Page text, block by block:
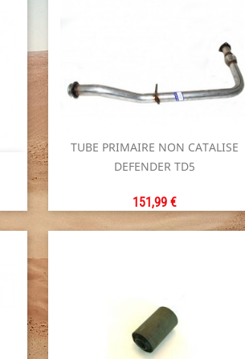
TUBE PRIMAIRE NON CATALISE
DEFENDER TD5
Prix
151,99 €
Aperçu rapide